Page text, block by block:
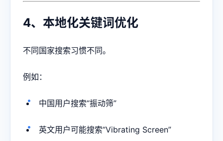
4、本地化关键词优化
不同国家搜索习惯不同。
例如：
中国用户搜索“振动筛”
英文用户可能搜索“Vibrating Screen”